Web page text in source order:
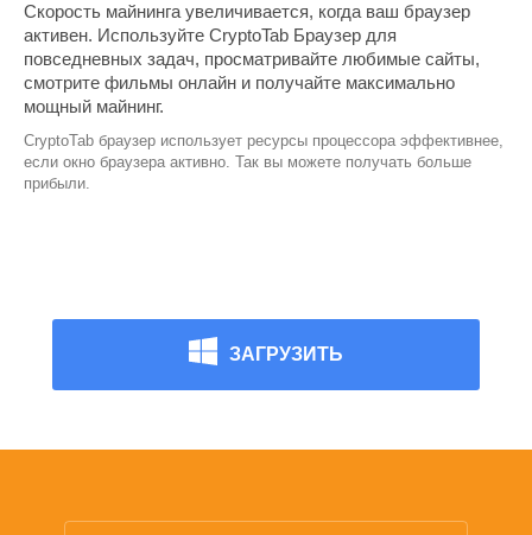
Cкорость майнинга увеличивается, когда ваш браузер
активен. Используйте CryptoTab Браузер для
повседневных задач, просматривайте любимые сайты,
смотрите фильмы онлайн и получайте максимально
мощный майнинг.
CryptoTab браузер использует ресурсы процессора эффективнее,
если окно браузера активно. Так вы можете получать больше
прибыли.
ЗАГРУЗИТЬ